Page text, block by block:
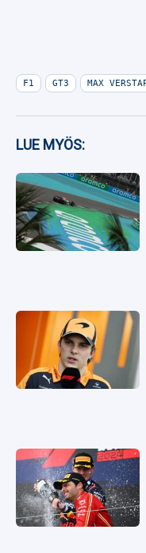
F1 GT3 MAX
LUE MYÖS: